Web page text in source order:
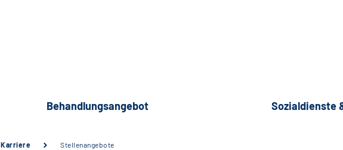
Behandlungsangebot Sozialdienste
Karriere Stellenangebote